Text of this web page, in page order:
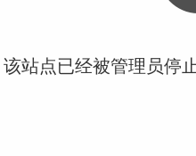
站点已经被管理员停